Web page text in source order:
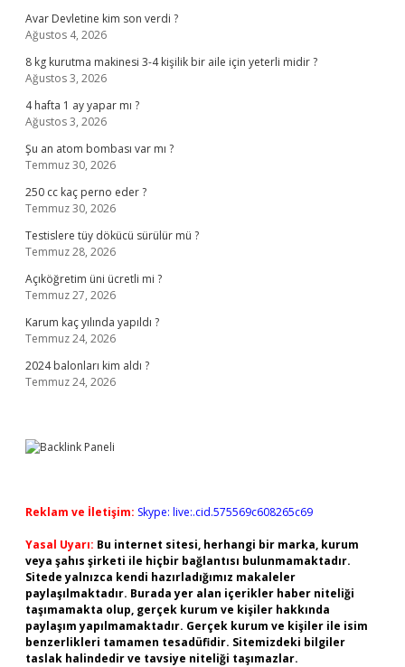
Avar Devletine kim son verdi ?
Ağustos 4, 2026
8 kg kurutma makinesi 3-4 kişilik bir aile için yeterli midir ?
Ağustos 3, 2026
4 hafta 1 ay yapar mı ?
Ağustos 3, 2026
Şu an atom bombası var mı ?
Temmuz 30, 2026
250 cc kaç perno eder ?
Temmuz 30, 2026
Testislere tüy dökücü sürülür mü ?
Temmuz 28, 2026
Açıköğretim üni ücretli mi ?
Temmuz 27, 2026
Karum kaç yılında yapıldı ?
Temmuz 24, 2026
2024 balonları kim aldı ?
Temmuz 24, 2026
Reklam ve İletişim: Skype: live:.cid.575569c608265c69
Yasal Uyarı: Bu internet sitesi, herhangi bir marka, kurum
veya şahıs şirketi ile hiçbir bağlantısı bulunmamaktadır.
Sitede yalnızca kendi hazırladığımız makaleler
paylaşılmaktadır. Burada yer alan içerikler haber niteliği
taşımamakta olup, gerçek kurum ve kişiler hakkında
paylaşım yapılmamaktadır. Gerçek kurum ve kişiler ile isim
benzerlikleri tamamen tesadüfidir. Sitemizdeki bilgiler
taslak halindedir ve tavsiye niteliği taşımazlar.